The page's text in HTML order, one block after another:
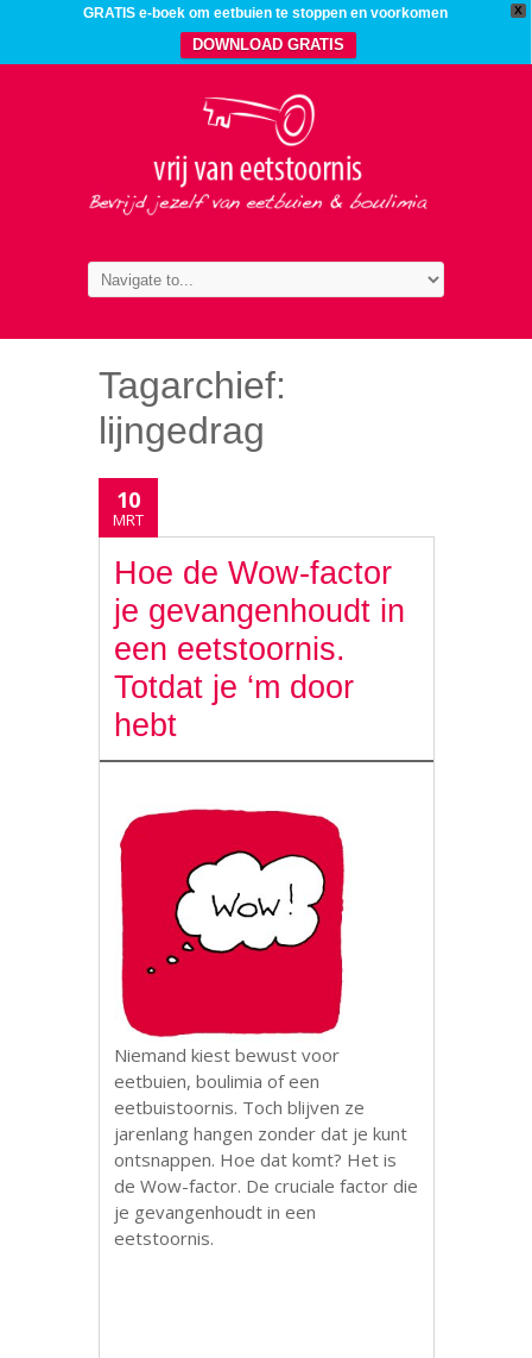
X
GRATIS e-boek om eetbuien te stoppen en voorkomen
DOWNLOAD GRATIS
Tagarchief:
lijngedrag
10
MRT
Hoe de Wow-factor
je gevangenhoudt in
een eetstoornis.
Totdat je ‘m door
hebt
Niemand kiest bewust voor
eetbuien, boulimia of een
eetbuistoornis. Toch blijven ze
jarenlang hangen zonder dat je kunt
ontsnappen. Hoe dat komt? Het is
de Wow-factor. De cruciale factor die
je gevangenhoudt in een
eetstoornis.